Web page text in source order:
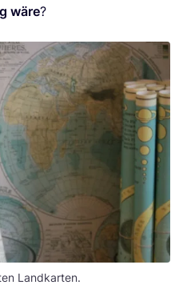
wäre?
Landkarten.